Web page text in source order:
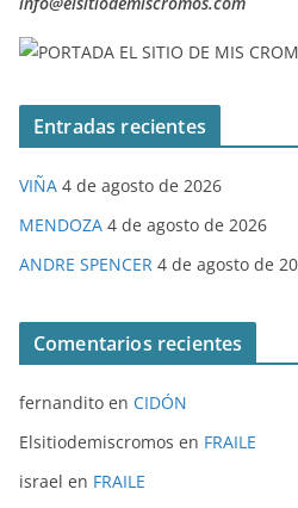
Entradas recientes
VIÑA 4 de agosto de 2026
MENDOZA 4 de agosto de 2026
ANDRE SPENCER 4 de agosto de
Comentarios recientes
fernandito en CIDÓN
Elsitiodemiscromos en FRAILE
israel en FRAILE